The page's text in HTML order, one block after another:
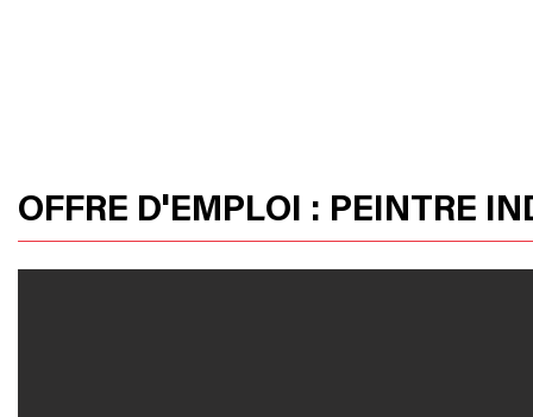
OFFRE D'EMPLOI : PEINTRE